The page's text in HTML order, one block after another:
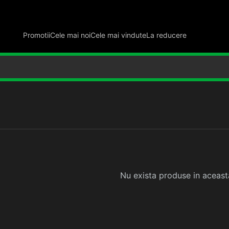
PromotiiCele mai noiCele mai vinduteLa reducere
Nu exista produse in